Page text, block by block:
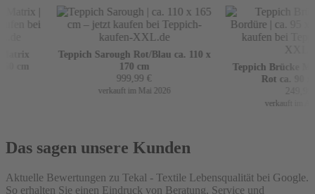
Teppich Sarough Rot/Blau ca. 110 x
170 cm
999,99€
verkauft im Mai 2026
Teppich Brücke
Rot ca. 90 x
verkauft im
Das sagen unsere Kunden
Aktuelle Bewertungen zu Tekal - Textile Lebensqualität bei Google.
So erhalten Sie einen Eindruck von Beratung, Service und